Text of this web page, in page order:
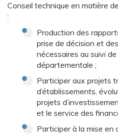
Conseil technique en matière
:
Production des
prise de décision et
nécessaires au suivi
départementale ;
Participer aux projets
d’établissements,
projets
et le service des
Participer à la mise